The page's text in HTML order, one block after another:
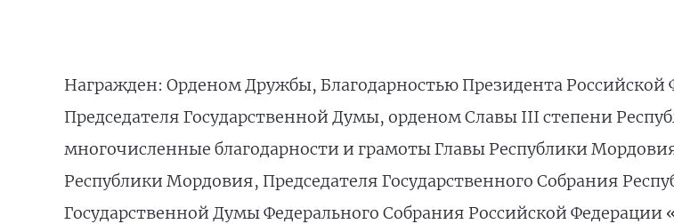
Награжден: Орденом Дружбы, Благодарностью Президента Российской
Председателя Государственной Думы, орденом Славы III степени
многочисленные благодарности и грамоты Главы Республики
Республики Мордовия, Председателя Государственного Собрания
Государственной Думы Федерального Собрания Российской Федерации